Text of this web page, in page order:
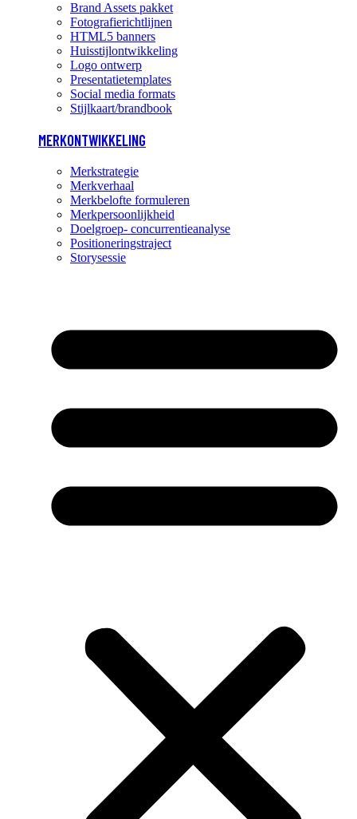
Brand Assets pakket
Fotografierichtlijnen
HTML5 banners
Huisstijlontwikkeling
Logo ontwerp
Presentatietemplates
Social media formats
Stijlkaart/brandbook
MERKONTWIKKELING
Merkstrategie
Merkverhaal
Merkbelofte formuleren
Merkpersoonlijkheid
Doelgroep- concurrentieanalyse
Positioneringstraject
Storysessie